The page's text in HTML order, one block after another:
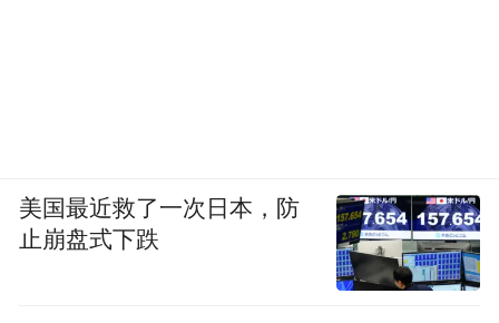
美国最近救了一次日本，防
止崩盘式下跌